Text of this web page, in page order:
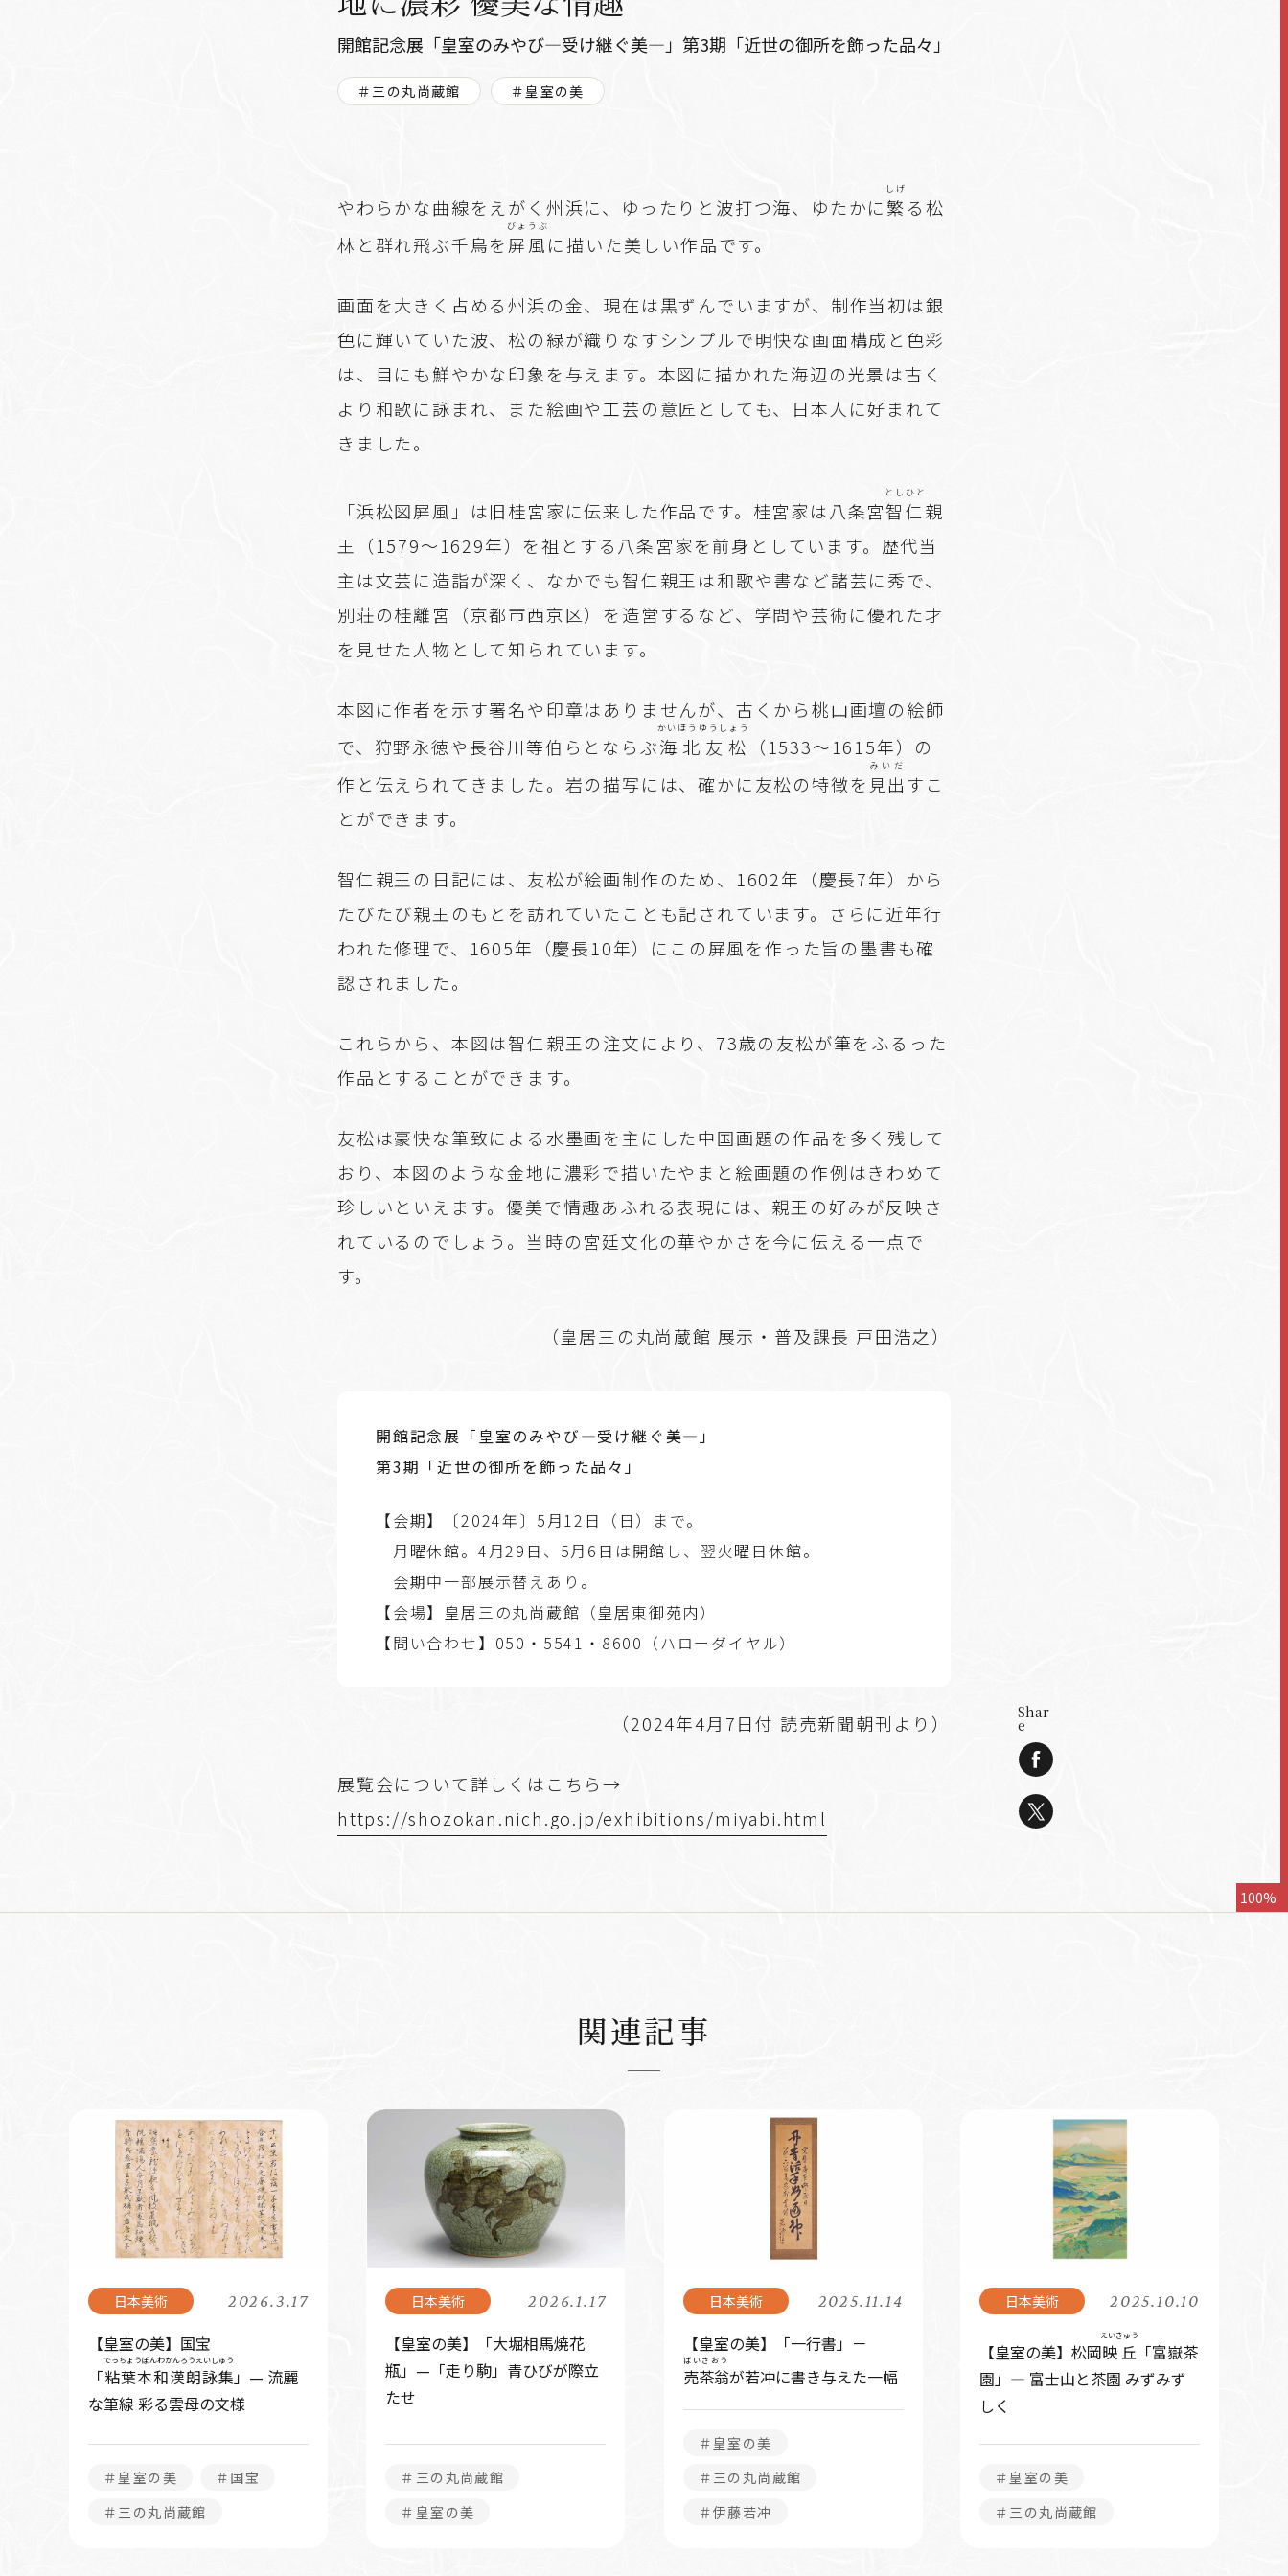
開館記念展「皇室のみやび―受け継ぐ美―」第3期「近世の御所を飾った品々」
＃三の丸尚蔵館 ＃皇室の美
やわらかな曲線をえがく州浜に、ゆったりと波打つ海、ゆたかに繁
しげ
る松
林と群れ飛ぶ千鳥を屏風
びょうぶ
に描いた美しい作品です。
画面を大きく占める州浜の金、現在は黒ずんでいますが、制作当初は銀
色に輝いていた波、松の緑が織りなすシンプルで明快な画面構成と色彩
は、目にも鮮やかな印象を与えます。本図に描かれた海辺の光景は古く
より和歌に詠まれ、また絵画や工芸の意匠としても、日本人に好まれて
きました。
「浜松図屏風」は旧桂宮家に伝来した作品です。桂宮家は八条宮智仁
としひと
親
王（1579～1629年）を祖とする八条宮家を前身としています。歴代当
主は文芸に造詣が深く、なかでも智仁親王は和歌や書など諸芸に秀で、
別荘の桂離宮（京都市西京区）を造営するなど、学問や芸術に優れた才
を見せた人物として知られています。
本図に作者を示す署名や印章はありませんが、古くから桃山画壇の絵師
で、狩野永徳や長谷川等伯らとならぶ海北友松
かいほうゆうしょう
（1533～1615年）の
作と伝えられてきました。岩の描写には、確かに友松の特徴を 見出
みいだ
すこ
とができます。
智仁親王の日記には、友松が絵画制作のため、1602年（慶長7年）から
たびたび親王のもとを訪れていたことも記されています。さらに近年行
われた修理で、1605年（慶長10年）にこの屏風を作った旨の墨書も確
認されました。
これらから、本図は智仁親王の注文により、73歳の友松が筆をふるった
作品とすることができます。
友松は豪快な筆致による水墨画を主にした中国画題の作品を多く残して
おり、本図のような金地に濃彩で描いたやまと絵画題の作例はきわめて
珍しいといえます。優美で情趣あふれる表現には、親王の好みが反映さ
れているのでしょう。当時の宮廷文化の華やかさを今に伝える一点で
す。
（皇居三の丸尚蔵館 展示・普及課長 戸田浩之）
開館記念展「皇室のみやび―受け継ぐ美―」
第3期「近世の御所を飾った品々」
【会期】〔2024年〕5月12日（日）まで。
月曜休館。4月29日、5月6日は開館し、翌火曜日休館。
会期中一部展示替えあり。
【会場】皇居三の丸尚蔵館（皇居東御苑内）
【問い合わせ】050・5541・8600（ハローダイヤル）
（2024年4月7日付 読売新聞朝刊より）
展覧会について詳しくはこちら→
https://shozokan.nich.go.jp/exhibitions/miyabi.html
Shar
e
100%
関連記事
2026.3.17
【皇室の美】国宝
「粘葉本和漢朗詠集
でっちょうぼんわかんろうえいしゅう
」— 流麗
な筆線 彩る雲母の文様
＃皇室の美
＃国宝
＃三の丸尚蔵館
2026.1.17
【皇室の美】「大堀相馬焼花
瓶」—「走り駒」青ひびが際立
たせ
＃三の丸尚蔵館
＃皇室の美
2025.11.14
【皇室の美】「一行書」－
売茶翁
ばいさおう
が若冲に書き与えた一幅
＃皇室の美
＃三の丸尚蔵館
＃伊藤若冲
2025.10.10
【皇室の美】松岡映丘
えいきゅう
「富嶽茶
園」― 富士山と茶園 みずみず
しく
＃皇室の美
＃三の丸尚蔵館